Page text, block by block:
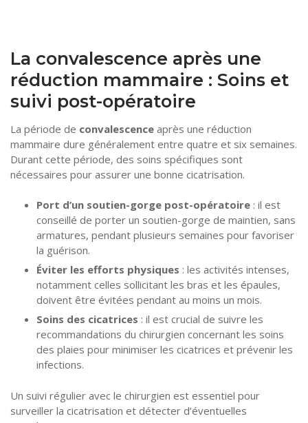
La convalescence après une
réduction mammaire : Soins et
suivi post-opératoire
La période de convalescence après une réduction
mammaire dure généralement entre quatre et six semaines.
Durant cette période, des soins spécifiques sont
nécessaires pour assurer une bonne cicatrisation.
Port d’un soutien-gorge post-opératoire: il est
conseillé de porter un soutien-gorge de maintien, sans
armatures, pendant plusieurs semaines pour favoriser
la guérison.
Éviter les efforts physiques : les activités intenses,
notamment celles sollicitant les bras et les épaules,
doivent être évitées pendant au moins un mois.
Soins des cicatrices : il est crucial de suivre les
recommandations du chirurgien concernant les soins
des plaies pour minimiser les cicatrices et prévenir les
infections.
Un suivi régulier avec le chirurgien est essentiel pour
surveiller la cicatrisation et détecter d’éventuelles